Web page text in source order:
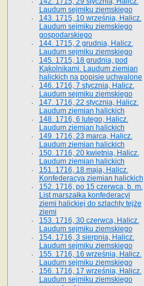
Laudum sejmiku ziemskiego
143. 1715, 10 września, Halicz.
Laudum sejmiku ziemskiego
gospodarskiego
144. 1715, 2 grudnia, Halicz.
Laudum sejmiku ziemskiego
145. 1715, 18 grudnia, pod
Kąkolnikami. Laudum ziemian
halickich na popisie uchwalone
146. 1716, 7 stycznia, Halicz.
Laudum sejmiku ziemskiego
147. 1716, 22 stycznia, Halicz.
Laudum ziemian halickich
148. 1716, 6 lutego, Halicz.
Laudum ziemian halickich
149. 1716, 23 marca, Halicz.
Laudum ziemian halickich
150. 1716, 20 kwietnia, Halicz.
Laudum ziemian halickich
151. 1716, 18 maja, Halicz.
Konfederacya ziemian halickich
152. 1716, po 15 czerwca, b. m.
List marszałka konfederacyi
ziemi halickiej do szlachty tejże
ziemi
153. 1716, 30 czerwca, Halicz.
Laudum sejmiku ziemskiego
154. 1716, 3 sierpnia, Halicz.
Laudum sejmiku ziemskiego
155. 1716, 16 września, Halicz.
Laudum sejmiku ziemskiego
156. 1716, 17 września, Halicz.
Laudum sejmiku ziemskiego